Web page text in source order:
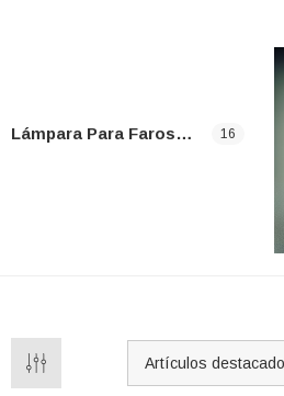
Lámpara Para Faros De Luz Antiniebla 16